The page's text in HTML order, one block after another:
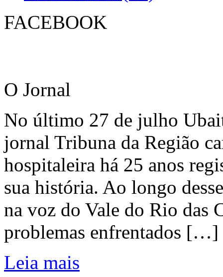
FACEBOOK
O Jornal
No último 27 de julho
jornal Tribuna da Região
hospitaleira há 25 anos
sua história. Ao longo
na voz do Vale do Rio das
problemas enfrentados […]
Leia mais